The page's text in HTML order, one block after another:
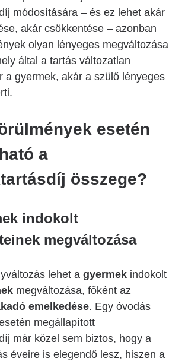
módosítására – és ez lehet akár
akár csökkentése – azonban
olyan lényeges megváltozása
által a tartás változatlan
a gyermek, akár a szülő lényeges
esetén
a
összege?
indokolt
megváltozása
lehet a gyermek indokolt
megváltozása, főként az
emelkedése. Egy óvodás
megállapított
már közel sem biztos, hogy a
éveire is elegendő lesz, hiszen a